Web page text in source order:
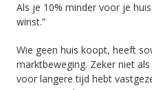
Als je 10% minder voor je
winst.”
Wie geen huis koopt, heeft
marktbeweging. Zeker niet
voor langere tijd hebt